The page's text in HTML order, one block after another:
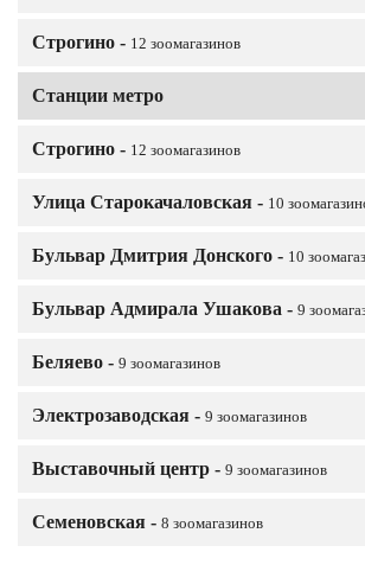
Строгино - 12 зоомагазинов
Станции метро
Строгино - 12 зоомагазинов
Улица Старокачаловская - 10
Бульвар Дмитрия Донского - 10
Бульвар Адмирала Ушакова - 9
Беляево - 9 зоомагазинов
Электрозаводская - 9 зоомагазинов
Выставочный центр - 9 зоомагазинов
Семеновская - 8 зоомагазинов